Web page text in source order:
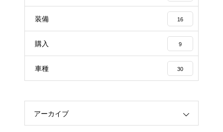
装備 16
購入 9
車種 30
アーカイブ